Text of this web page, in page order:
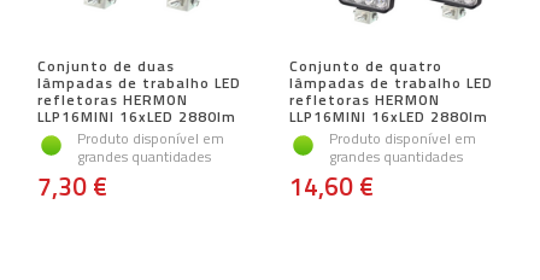
Conjunto de duas
lâmpadas de trabalho LED
refletoras HERMON
LLP16MINI 16xLED 2880lm
Produto disponível em
grandes quantidades
7,30 €
Conjunto de quatro
lâmpadas de trabalho LED
refletoras HERMON
LLP16MINI 16xLED 2880lm
Produto disponível em
grandes quantidades
14,60 €